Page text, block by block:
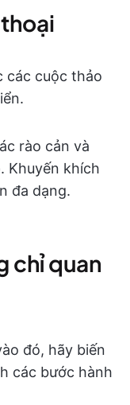
các cuộc thảo
rào cản và
Khuyến khích
đa dạng.
chỉ quan
đó, hãy biến
các bước hành